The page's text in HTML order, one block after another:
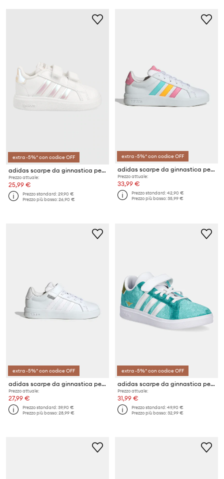
extra -5%* con codice OFF
adidas scarpe da ginnastica per bambini GRAND COURT 2.
Prezzo attuale:
25,99 €
Prezzo standard:29,90 €
Prezzo più basso:26,90 €
extra -5%* con codice OFF
adidas scarpe da ginnastica per bambini GRAND COURT 3.0
Prezzo attuale:
33,99 €
Prezzo standard:42,90 €
Prezzo più basso:35,99 €
extra -5%* con codice OFF
adidas scarpe da ginnastica per bambini GRAND COURT 3.0
Prezzo attuale:
27,99 €
Prezzo standard:39,90 €
Prezzo più basso:28,99 €
extra -5%* con codice OFF
adidas scarpe da ginnastica per bambini GRAND COURT 2.0 JASMINE
Prezzo attuale:
31,99 €
Prezzo standard:49,90 €
Prezzo più basso:32,99 €